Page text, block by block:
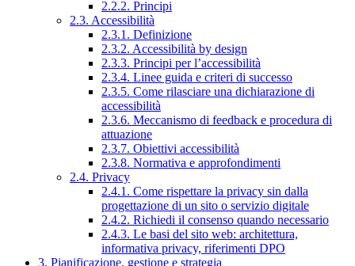
2.2.2. Principi
2.3. Accessibilità
2.3.1. Definizione
2.3.2. Accessibilità by design
2.3.3. Principi per l’accessibilità
2.3.4. Linee guida e criteri di successo
2.3.5. Come rilasciare una dichiarazione di
accessibilità
2.3.6. Meccanismo di feedback e procedura di
attuazione
2.3.7. Obiettivi accessibilità
2.3.8. Normativa e approfondimenti
2.4. Privacy
2.4.1. Come rispettare la privacy sin dalla
progettazione di un sito o servizio digitale
2.4.2. Richiedi il consenso quando necessario
2.4.3. Le basi del sito web: architettura,
informativa privacy, riferimenti DPO
3. Pianificazione, gestione e strategia